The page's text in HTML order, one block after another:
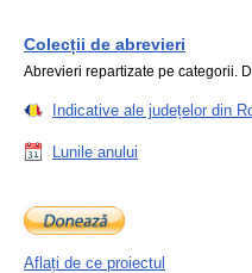
Colecții de abrevieri
Abrevieri repartizate pe categorii.
Indicative ale județelor din
Lunile anului
Aflați de ce proiectul